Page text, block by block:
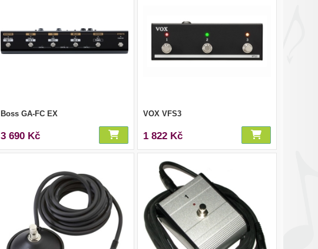
Boss GA-FC EX
3 690 Kč
VOX VFS3
1 822 Kč